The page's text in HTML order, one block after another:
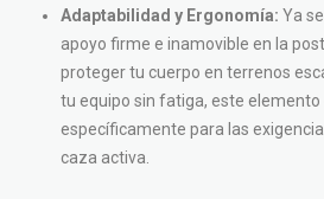
Adaptabilidad y Ergonomía: Ya
apoyo firme e inamovible en la
proteger tu cuerpo en terrenos
tu equipo sin fatiga, este elemento
específicamente para las
caza activa.